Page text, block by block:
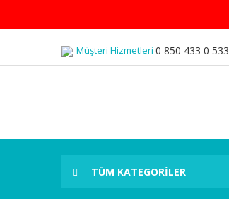
Müşteri Hizmetleri 0 850 433 0 533
TÜM KATEGORİLER